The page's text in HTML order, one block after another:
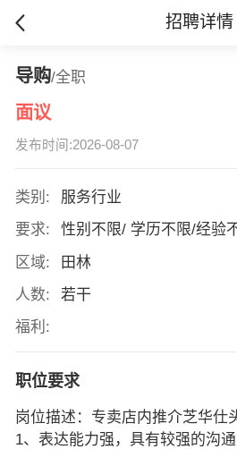
招聘详情
导购/全职
面议
发布时间:2026-08-07
类别:
服务行业
要求:
性别不限/ 学历不限/经验
区域:
田林
人数:
若干
福利:
职位要求
岗位描述：专卖店内推介芝华仕
1、表达能力强，具有较强的沟